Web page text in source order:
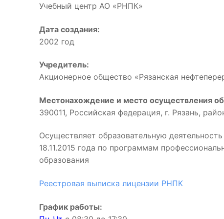
Учебный центр АО «РНПК»
Дата создания:
2002 год
Учредитель:
Акционерное общество «Рязанская
Местонахождение и место осуществления
390011, Российская федерация, г. Рязань,
Осуществляет образовательную
18.11.2015 года по программам
образования
Реестровая выписка лицензии РНПК
График работы: